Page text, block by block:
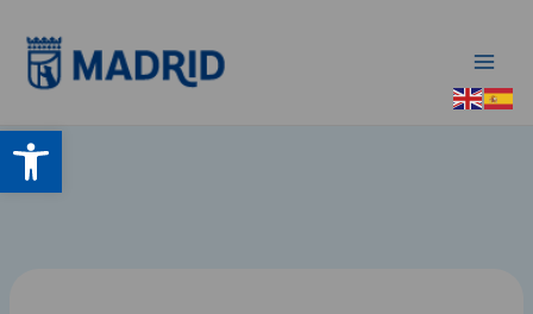
Abrir barra de herramientas
contenido